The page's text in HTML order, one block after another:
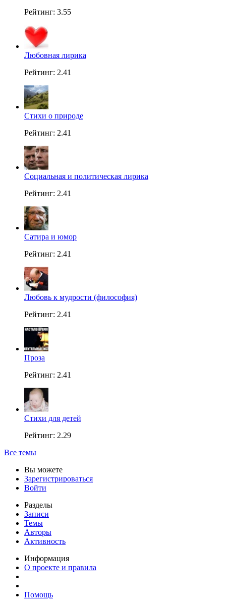
Рейтинг: 3.55
Любовная лирика
Рейтинг: 2.41
Стихи о природе
Рейтинг: 2.41
Социальная и политическая лирика
Рейтинг: 2.41
Сатира и юмор
Рейтинг: 2.41
Любовь к мудрости (философия)
Рейтинг: 2.41
Проза
Рейтинг: 2.41
Стихи для детей
Рейтинг: 2.29
Все темы
Вы можете
Зарегистрироваться
Войти
Разделы
Записи
Темы
Авторы
Активность
Информация
О проекте и правила
Помощь